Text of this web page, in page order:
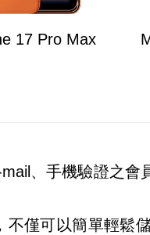
17 Pro Max
、手機驗證之會
不僅可以簡單輕鬆